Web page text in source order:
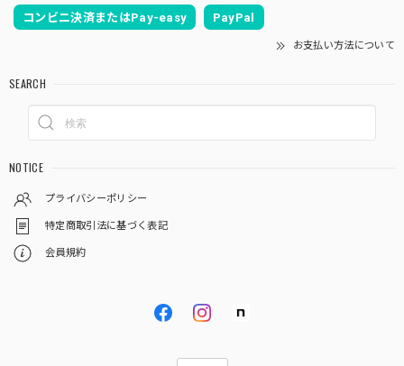
コンビニ決済またはPay-easy PayPal
お支払い方法について
SEARCH
NOTICE
プライバシーポリシー
特定商取引法に基づく表記
会員規約